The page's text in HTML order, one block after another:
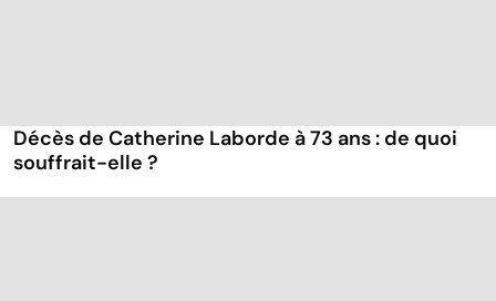
Décès de Catherine Laborde à 73 ans : de quoi
souffrait-elle ?